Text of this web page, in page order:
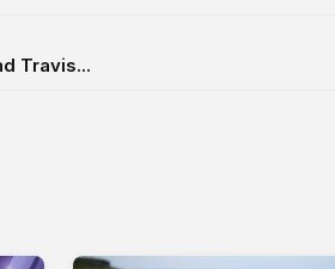
Travis...